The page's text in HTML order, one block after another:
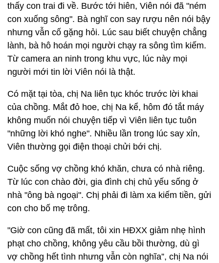
thấy con trai đi về. Bước tới hiên, Viên nói đã "ném
con xuống sông". Bà nghĩ con say rượu nên nói bậy
nhưng vẫn cố gặng hỏi. Lúc sau biết chuyện chẳng
lành, bà hô hoán mọi người chạy ra sông tìm kiếm.
Từ camera an ninh trong khu vực, lúc này mọi
người mới tin lời Viên nói là thật.
Có mặt tại tòa, chị Na liên tục khóc trước lời khai
của chồng. Mắt đỏ hoe, chị Na kể, hôm đó tắt máy
không muốn nói chuyện tiếp vì Viên liên tục tuôn
"những lời khó nghe". Nhiều lần trong lúc say xỉn,
Viên thường gọi điện thoại chửi bới chị.
Cuộc sống vợ chồng khó khăn, chưa có nhà riêng.
Từ lúc con chào đời, gia đình chị chủ yếu sống ở
nhà "ông bà ngoại". Chị phải đi làm xa kiếm tiền, gửi
con cho bố mẹ trông.
"Giờ con cũng đã mất, tôi xin HĐXX giảm nhẹ hình
phạt cho chồng, không yêu cầu bồi thường, dù gì
vợ chồng hết tình nhưng vẫn còn nghĩa”, chị Na nói